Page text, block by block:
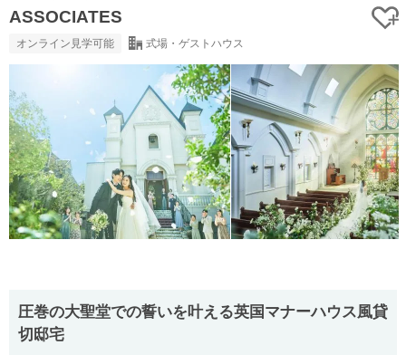
ASSOCIATES
オンライン見学可能 式場・ゲストハウス
圧巻の大聖堂での誓いを叶える英国マナーハウス風貸
切邸宅